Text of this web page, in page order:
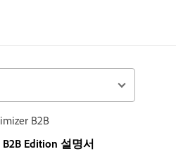
B2B
Edition 설명서